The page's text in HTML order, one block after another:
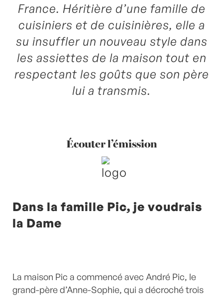
France. Héritière d’une famille de
cuisiniers et de cuisinières, elle a
su insuffler un nouveau style dans
les assiettes de la maison tout en
respectant les goûts que son père
lui a transmis.
Écouter l’émission
Dans la famille Pic, je voudrais
la Dame
La maison Pic a commencé avec André Pic, le
grand-père d’Anne-Sophie, qui a décroché trois